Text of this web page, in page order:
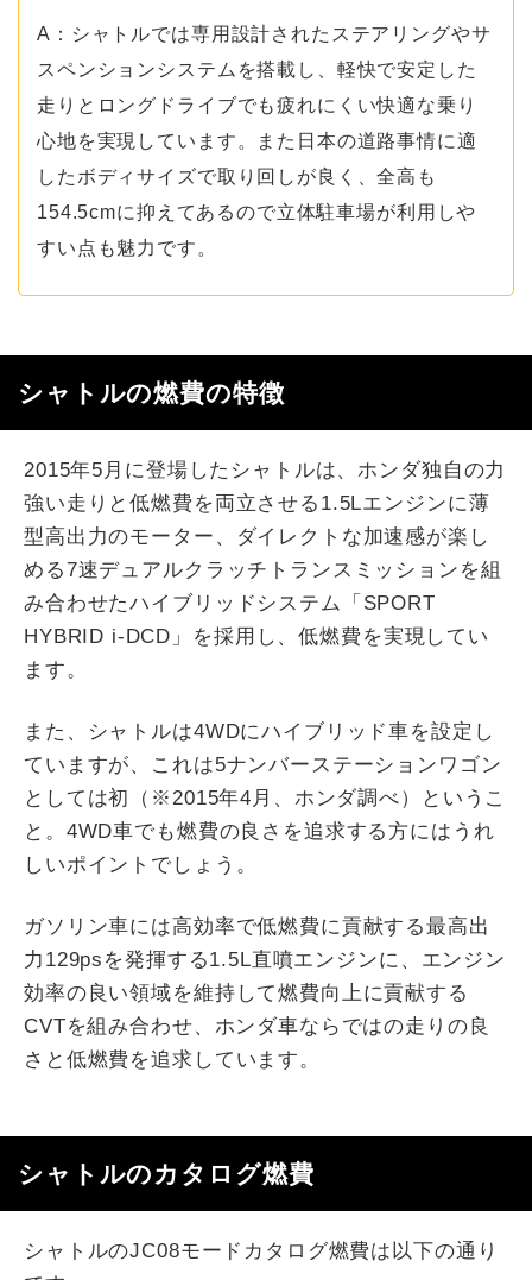
A：シャトルでは専用設計されたステアリングやサ
スペンションシステムを搭載し、軽快で安定した
走りとロングドライブでも疲れにくい快適な乗り
心地を実現しています。また日本の道路事情に適
したボディサイズで取り回しが良く、全高も
154.5cmに抑えてあるので立体駐車場が利用しや
すい点も魅力です。
シャトルの燃費の特徴
2015年5月に登場したシャトルは、ホンダ独自の力
強い走りと低燃費を両立させる1.5Lエンジンに薄
型高出力のモーター、ダイレクトな加速感が楽し
める7速デュアルクラッチトランスミッションを組
み合わせたハイブリッドシステム「SPORT
HYBRID i-DCD」を採用し、低燃費を実現してい
ます。
また、シャトルは4WDにハイブリッド車を設定し
ていますが、これは5ナンバーステーションワゴン
としては初（※2015年4月、ホンダ調べ）というこ
と。4WD車でも燃費の良さを追求する方にはうれ
しいポイントでしょう。
ガソリン車には高効率で低燃費に貢献する最高出
力129psを発揮する1.5L直噴エンジンに、エンジン
効率の良い領域を維持して燃費向上に貢献する
CVTを組み合わせ、ホンダ車ならではの走りの良
さと低燃費を追求しています。
シャトルのカタログ燃費
シャトルのJC08モードカタログ燃費は以下の通り